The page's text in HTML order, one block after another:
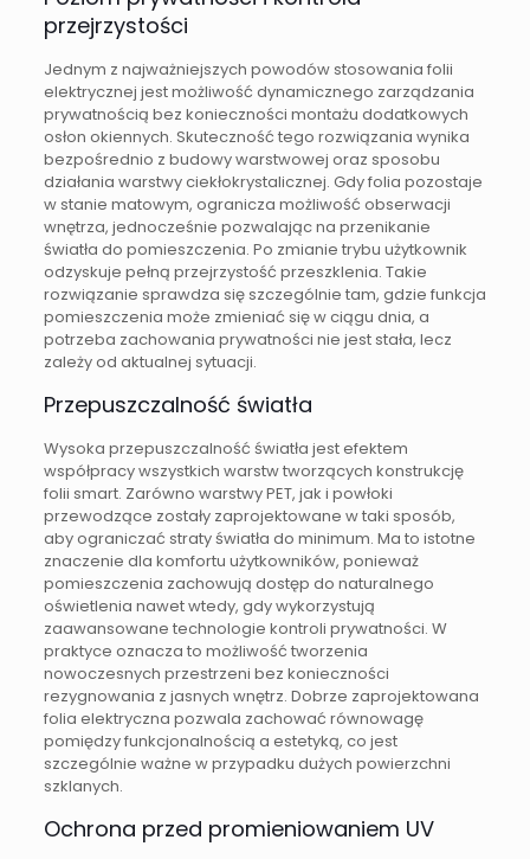
przejrzystości
Jednym z najważniejszych powodów stosowania folii
elektrycznej jest możliwość dynamicznego zarządzania
prywatnością bez konieczności montażu dodatkowych
osłon okiennych. Skuteczność tego rozwiązania wynika
bezpośrednio z budowy warstwowej oraz sposobu
działania warstwy ciekłokrystalicznej. Gdy folia pozostaje
w stanie matowym, ogranicza możliwość obserwacji
wnętrza, jednocześnie pozwalając na przenikanie
światła do pomieszczenia. Po zmianie trybu użytkownik
odzyskuje pełną przejrzystość przeszklenia. Takie
rozwiązanie sprawdza się szczególnie tam, gdzie funkcja
pomieszczenia może zmieniać się w ciągu dnia, a
potrzeba zachowania prywatności nie jest stała, lecz
zależy od aktualnej sytuacji.
Przepuszczalność światła
Wysoka przepuszczalność światła jest efektem
współpracy wszystkich warstw tworzących konstrukcję
folii smart. Zarówno warstwy PET, jak i powłoki
przewodzące zostały zaprojektowane w taki sposób,
aby ograniczać straty światła do minimum. Ma to istotne
znaczenie dla komfortu użytkowników, ponieważ
pomieszczenia zachowują dostęp do naturalnego
oświetlenia nawet wtedy, gdy wykorzystują
zaawansowane technologie kontroli prywatności. W
praktyce oznacza to możliwość tworzenia
nowoczesnych przestrzeni bez konieczności
rezygnowania z jasnych wnętrz. Dobrze zaprojektowana
folia elektryczna pozwala zachować równowagę
pomiędzy funkcjonalnością a estetyką, co jest
szczególnie ważne w przypadku dużych powierzchni
szklanych.
Ochrona przed promieniowaniem UV